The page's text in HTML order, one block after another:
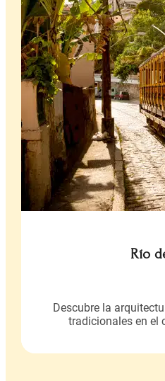
Río
Descubre la
tradicionales en el